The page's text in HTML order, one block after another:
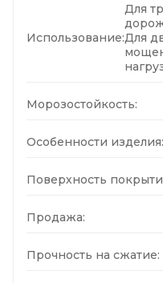
Использование:
Для
Для
Морозостойкость:
Особенности изделия:
Поверхность
Продажа:
Прочность на сжатие: